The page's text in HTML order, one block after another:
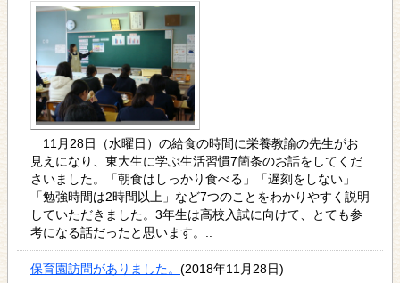
11月28日（水曜日）の給食の時間に栄養教諭の先生がお
見えになり、東大生に学ぶ生活習慣7箇条のお話をしてくだ
さいました。「朝食はしっかり食べる」「遅刻をしない」
「勉強時間は2時間以上」など7つのことをわかりやすく説明
していただきました。3年生は高校入試に向けて、とても参
考になる話だったと思います。..
保育園訪問がありました。 (2018年11月28日)